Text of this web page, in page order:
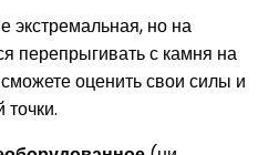
экстремальная, но на
перепрыгивать с камня на
оценить свои силы и